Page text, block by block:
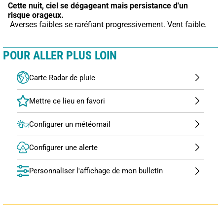
Cette nuit, ciel se dégageant mais persistance d'un
risque orageux.
Averses faibles se raréfiant progressivement. Vent faible.
POUR ALLER PLUS LOIN
Carte Radar de pluie
Configurer un météomail
Configurer une alerte
Personnaliser l'affichage de mon bulletin